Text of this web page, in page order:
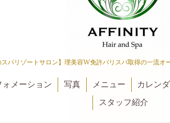
スパリゾートサロン】理美容W免許バリスパ取得の一流オ
ォメーション 写真 メニュー カレン
スタッフ紹介